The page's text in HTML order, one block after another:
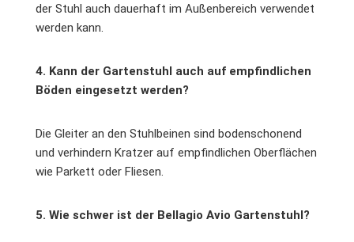
der Stuhl auch dauerhaft im Außenbereich verwendet
werden kann.
4. Kann der Gartenstuhl auch auf empfindlichen
Böden eingesetzt werden?
Die Gleiter an den Stuhlbeinen sind bodenschonend
und verhindern Kratzer auf empfindlichen Oberflächen
wie Parkett oder Fliesen.
5. Wie schwer ist der Bellagio Avio Gartenstuhl?